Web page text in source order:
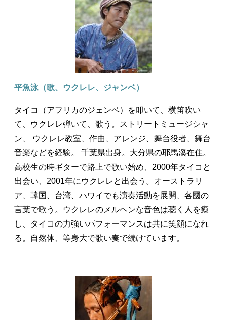
平魚泳（歌、ウクレレ、ジャンベ）
タイコ（アフリカのジェンベ）を叩いて、横笛吹い
て、ウクレレ弾いて、歌う。ストリートミュージシャ
ン、 ウクレレ教室、作曲、アレンジ、舞台役者、舞台
音楽などを経験。 千葉県出身。大分県の耶馬溪在住。
高校生の時ギターで路上で歌い始め、2000年タイコと
出会い、2001年にウクレレと出会う。オーストラリ
ア、韓国、台湾、ハワイでも演奏活動を展開、各國の
言葉で歌う。ウクレレのメルヘンな音色は聴く人を癒
し、タイコの力強いパフォーマンスは共に笑顔になれ
る。自然体、等身大で歌い奏で続けています。